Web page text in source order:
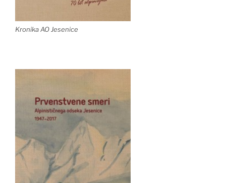
Kronika AO Jesenice